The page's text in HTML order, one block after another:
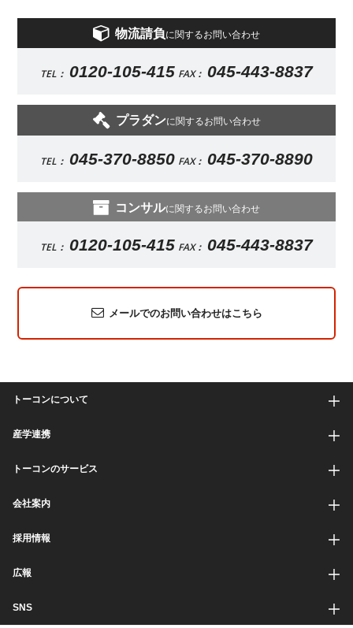
物流請負に関するお問い合わせ
TEL： 0120-105-415 FAX： 045-443-8837
プラダンに関するお問い合わせ
TEL： 045-370-8850 FAX： 045-370-8890
コンサルに関するお問い合わせ
TEL： 0120-105-415 FAX： 045-443-8837
メールでのお問い合わせはこちら
トーコンについて
産学連携
トーコンのサービス
会社案内
採用情報
広報
SNS